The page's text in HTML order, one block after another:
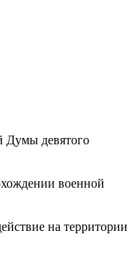
Думы девятого
военной
на территории